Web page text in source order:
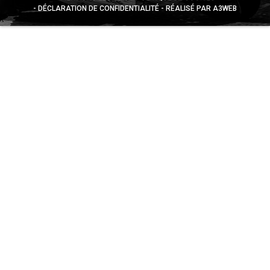
DÉCLARATION DE CONFIDENTIALITÉ
RÉALISÉ PAR A3WEB